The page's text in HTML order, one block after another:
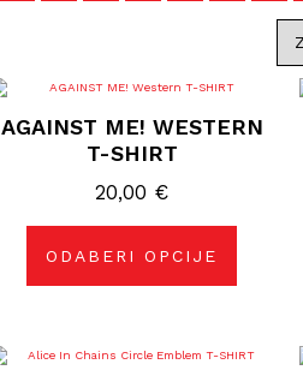
AGAINST ME! WESTERN
T-SHIRT
20,00 €
ODABERI OPCIJE
Ovaj
ima
varijanti.
se
odabrati
stranici
proizvoda
Ovaj